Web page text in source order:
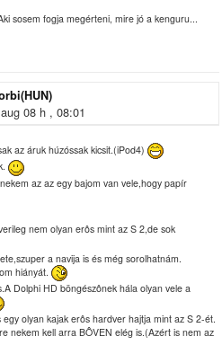
sosem fogja megérteni, mire jó a kenguru...
08 h , 08:01
az áruk húzóssak kicsit.(iPod4)
az az egy bajom van vele,hogy papír
nem olyan erôs mint az S 2,de sok
a navija is és még sorolhatnám.
hiányát.
Dolphi HD böngészônek hála olyan vele a
olyan kajak erôs hardver hajtja mint az S 2-ét.
nekem kell arra BÔVEN elég is.(Azért is nem az